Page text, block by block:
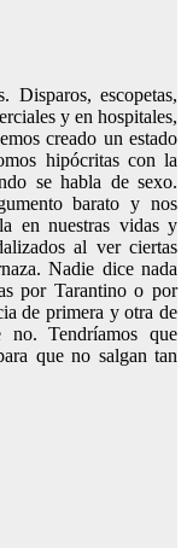
Disparos, escopetas,
y en hospitales,
creado un estado
hipócritas con la
se habla de sexo.
barato y nos
en nuestras vidas y
al ver ciertas
Nadie dice nada
por Tarantino o por
de primera y otra de
no. Tendríamos que
que no salgan tan